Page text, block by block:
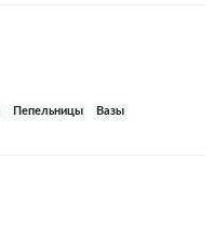
Пепельницы Вазы